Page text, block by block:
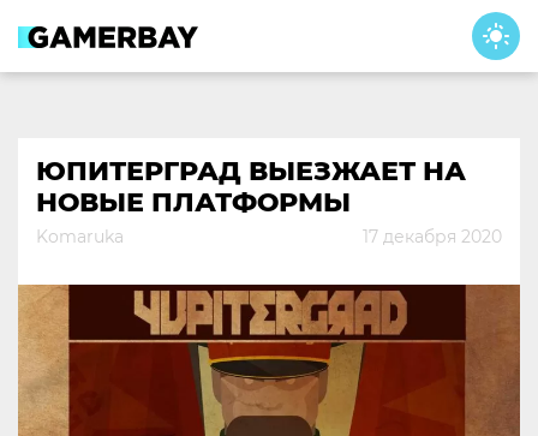
content
ЮПИТЕРГРАД ВЫЕЗЖАЕТ НА
НОВЫЕ ПЛАТФОРМЫ
Komaruka 17 декабря 2020